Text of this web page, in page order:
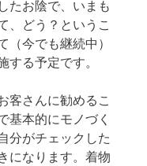
たお陰で、いまも
、どう？というこ
（今でも継続中）
する予定です。
客さんに勧めるこ
基本的にモノづく
分がチェックした
になります。着物